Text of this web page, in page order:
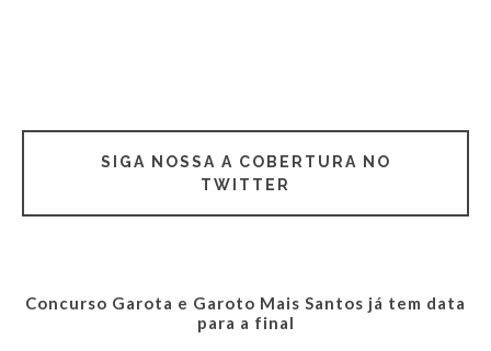
SIGA NOSSA A COBERTURA NO
TWITTER
Concurso Garota e Garoto Mais Santos já tem data
para a final